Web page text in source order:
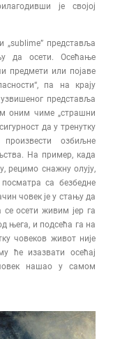
је својој
представља
да осети. Осећање
предмети или појаве
па на крају
представља
оним чиме „страшни
да у тренутку
озбиљне
На пример, када
рецимо снажну олују,
са безбедне
човек је у стању да
се осети живим јер га
њега, и подсећа га на
човеков живот није
ће изазвати осећај
нашао у самом